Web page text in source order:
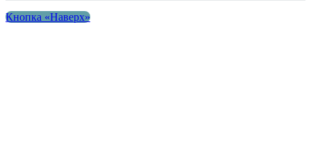
Кнопка «Наверх»